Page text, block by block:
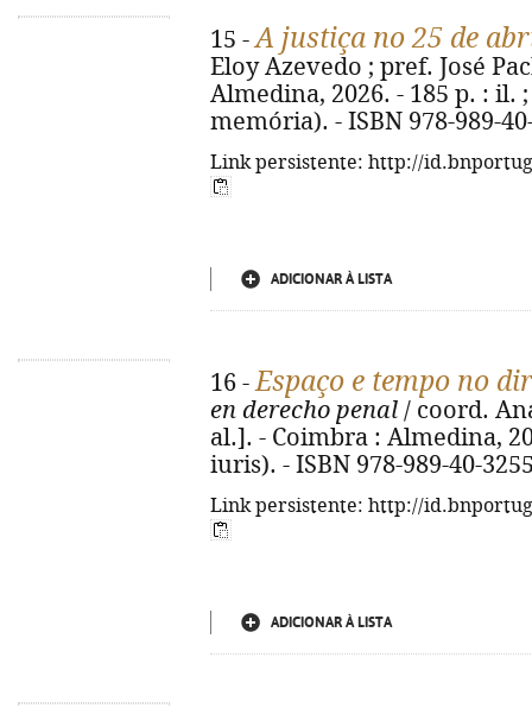
15 -A justiça no 25 de
Eloy Azevedo ; pref. José
Almedina, 2026. - 185 p. : il.
memória). - ISBN 978-989-
Link persistente: http://
ADICIONAR À LISTA
16 -Espaço e tempo no
en derecho penal / coord.
al.]. - Coimbra : Almedina,
iuris). - ISBN 978-989-40-
Link persistente: http://
ADICIONAR À LISTA